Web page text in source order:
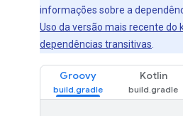
informações sobre a
Uso da versão mais recente do
dependências transitivas
Groovy Kotlin